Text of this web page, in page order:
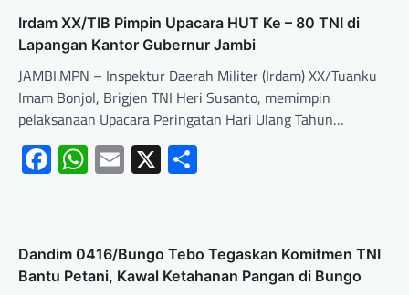
Irdam XX/TIB Pimpin Upacara HUT Ke – 80 TNI di
Lapangan Kantor Gubernur Jambi
JAMBI.MPN – Inspektur Daerah Militer (Irdam) XX/Tuanku
Imam Bonjol, Brigjen TNI Heri Susanto, memimpin
pelaksanaan Upacara Peringatan Hari Ulang Tahun…
Facebook
WhatsApp
Email
X
Dandim 0416/Bungo Tebo Tegaskan Komitmen TNI
Bantu Petani, Kawal Ketahanan Pangan di Bungo